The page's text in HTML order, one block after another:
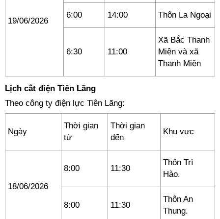
19/06/2026
6:00 14:00 Thôn La Ngoại
6:30 11:00
Xã Bắc Thanh
Miện và xã
Thanh Miện
Lịch cắt điện Tiên Lãng
Theo công ty điện lực Tiên Lãng:
Ngày
Thời gian
từ
Thời gian
đến
Khu vực
18/06/2026
8:00 11:30
Thôn Trì
Hào.
8:00 11:30
Thôn An
Thung.